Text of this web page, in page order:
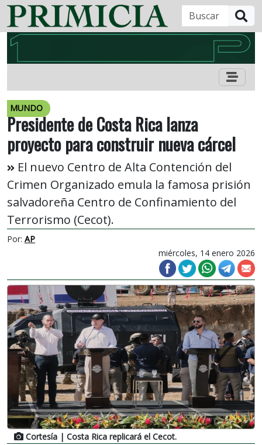
MUNDO
Presidente de Costa Rica lanza
proyecto para construir nueva cárcel
El nuevo Centro de Alta Contención del
Crimen Organizado emula la famosa prisión
salvadoreña Centro de Confinamiento del
Terrorismo (Cecot).
Por: AP
miércoles, 14 enero 2026
Cortesía | Costa Rica replicará el Cecot.